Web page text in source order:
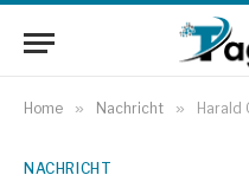
Home » Nachricht » Harald
NACHRICHT